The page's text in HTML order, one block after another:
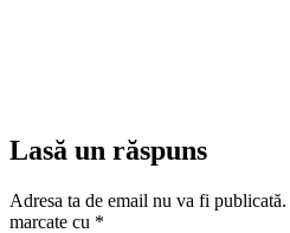
Lasă un răspuns
Adresa ta de email nu va fi publicată.
marcate cu *